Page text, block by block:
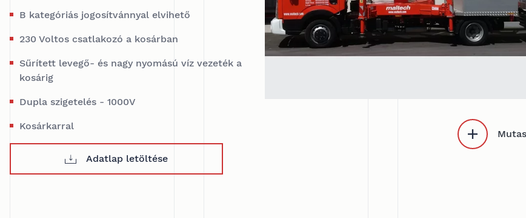
B kategóriás jogosítvánnyal elvihető
230 Voltos csatlakozó a kosárban
Sűrített levegő- és nagy nyomású víz vezeték a
kosárig
Dupla szigetelés - 1000V
Kosárkarral
Adatlap letöltése